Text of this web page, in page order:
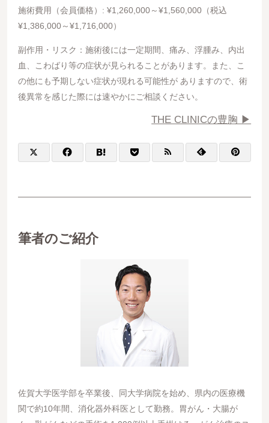
施術費用（会員価格）: ¥1,260,000～¥1,560,000（税込
¥1,386,000～¥1,716,000）
副作用・リスク：施術後には一定期間、痛み、浮腫み、内出
血、こわばり等の症状が見られることがあります。また、こ
の他にも予期しない症状が現れる可能性が ありますので、術
後異常を感じた際には速やかにご相談ください。
THE CLINICの豊胸 ▶︎
筆者のご紹介
佐賀大学医学部を卒業後、同大学病院を始め、県内の医療機
関で約10年間、消化器外科医として勤務。胃がん・大腸が